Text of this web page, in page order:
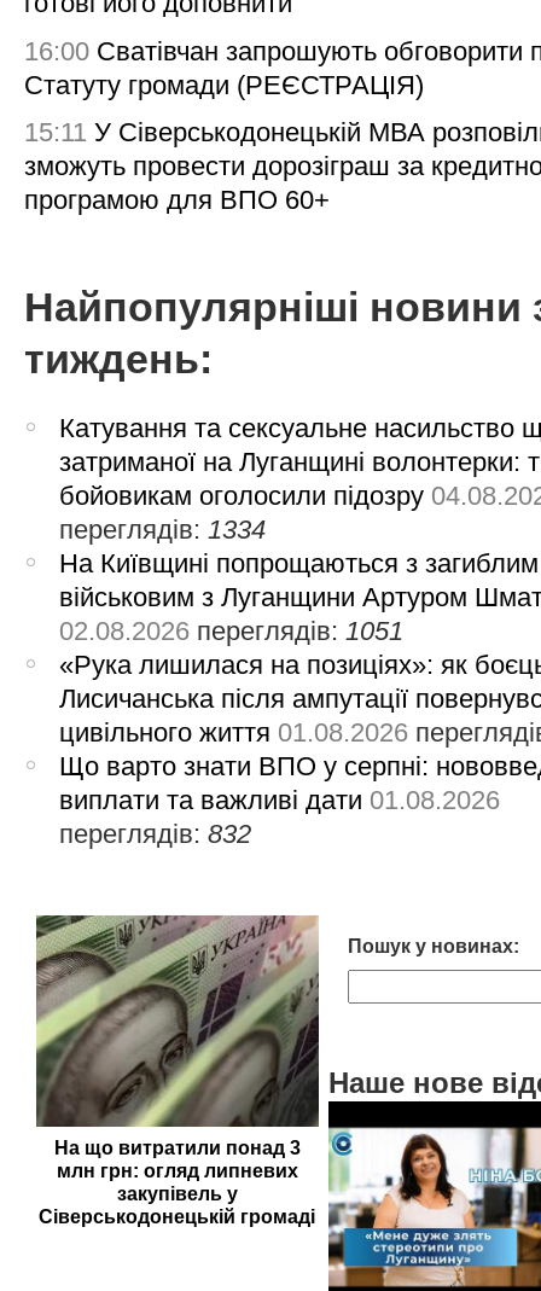
16:00 Сватівчан запрошують обговорити
Статуту громади (РЕЄСТРАЦІЯ)
15:11 У Сіверськодонецькій МВА
зможуть провести дорозіграш за
програмою для ВПО 60+
Найпопулярніші новини
тиждень:
Катування та сексуальне насильство
затриманої на Луганщині волонтерки:
бойовикам оголосили підозру
переглядів: 1334
На Київщині попрощаються з загиблим
військовим з Луганщини Артуром
02.08.2026 переглядів: 1051
«Рука лишилася на позиціях»: як
Лисичанська після ампутації
цивільного життя 01.08.2026
Що варто знати ВПО у серпні:
виплати та важливі дати 01.08.2026
переглядів:832
На що витратили понад 3
млн грн: огляд липневих
закупівель у
Сіверськодонецькій громаді
Пошук у новинах:
Наше нове